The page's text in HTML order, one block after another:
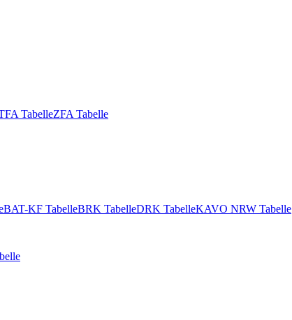
TabelleZFA Tabelle
BAT-KF TabelleBRK TabelleDRK TabelleKAVO NRW Tabelle